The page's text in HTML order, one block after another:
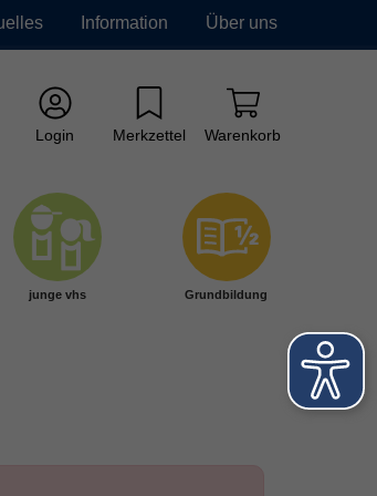
Information Über uns
Login Merkzettel Warenkorb
junge vhs Grundbildung